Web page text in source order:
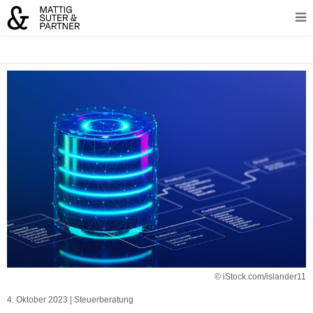
© iStock.com/islander11
4. Oktober 2023 | Steuerberatung